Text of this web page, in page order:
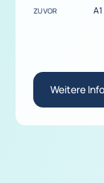
ZUVOR A1
Weitere